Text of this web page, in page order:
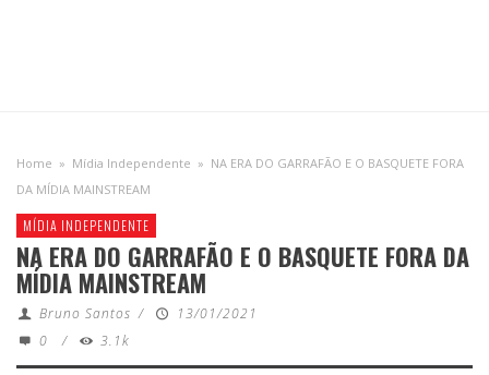
Home » Mídia Independente » NA ERA DO GARRAFÃO E O BASQUETE FORA
DA MÍDIA MAINSTREAM
MÍDIA INDEPENDENTE
NA ERA DO GARRAFÃO E O BASQUETE FORA DA
MÍDIA MAINSTREAM
Bruno Santos /
13/01/2021
0
/ 3.1k